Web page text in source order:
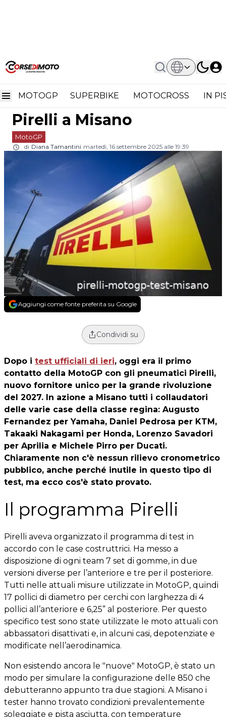
MOTOGP SUPERBIKE MOTOCROSS IN
Home MotoGP
MotoGP, Prove Di Futuro: Come Sono
MotoGP, prove di futuro:
come sono andati i test
Pirelli a Misano
MotoGP
di Diana Tamantini martedì, 16 settembre 2025 alle 19:39
Aggiungi come fonte preferita su Google
Condividi su
Dopo i test ufficiali di ieri, oggi era il primo
contatto della MotoGP con gli pneumatici Pirelli,
nuovo fornitore unico per la grande rivoluzione
del 2027. In azione a Misano tutti i collaudatori
delle varie case della classe regina: Augusto
Fernandez per Yamaha, Daniel Pedrosa per KTM,
Takaaki Nakagami per Honda, Lorenzo Savadori
per Aprilia e Michele Pirro per Ducati.
Chiaramente non c'è nessun rilievo cronometrico
pubblico, anche perché inutile in questo tipo di
test, ma ecco cos'è stato provato.
Il programma Pirelli
Pirelli aveva organizzato il programma di test in
accordo con le case costruttrici. Ha messo a
disposizione di ogni team 7 set di gomme, in due
versioni diverse per l’anteriore e tre per il posteriore.
Tutti nelle attuali misure utilizzate in MotoGP, quindi
17 pollici di diametro per cerchi con larghezza di 4
pollici all’anteriore e 6,25” al posteriore. Per questo
specifico test sono state utilizzate le moto attuali con
abbassatori disattivati e, in alcuni casi, depotenziate e
modificate nell’aerodinamica.
Non esistendo ancora le "nuove" MotoGP, è stato un
modo per simulare la configurazione delle 850 che
debutteranno appunto tra due stagioni. A Misano i
tester hanno trovato condizioni prevalentemente
soleggiate e pista asciutta, con temperature